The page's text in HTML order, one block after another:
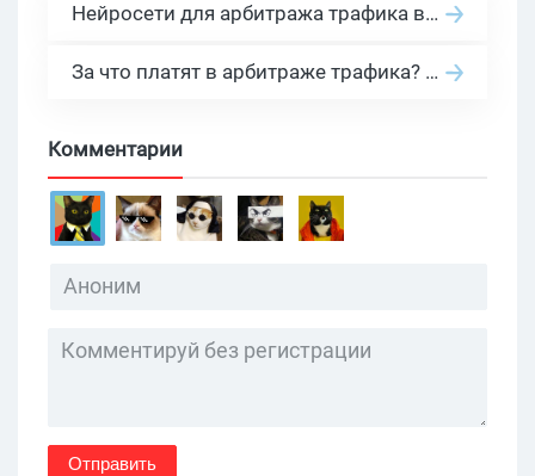
Нейросети для арбитража трафика в 2026: инструменты, кейсы и AI-медиабайеры
За что платят в арбитраже трафика? 30 моделей оплаты в бурж и СНГ партнерках
Комментарии
Отправить